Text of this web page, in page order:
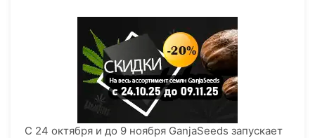
С 24 октября и до 9 ноября GanjaSeeds запускает